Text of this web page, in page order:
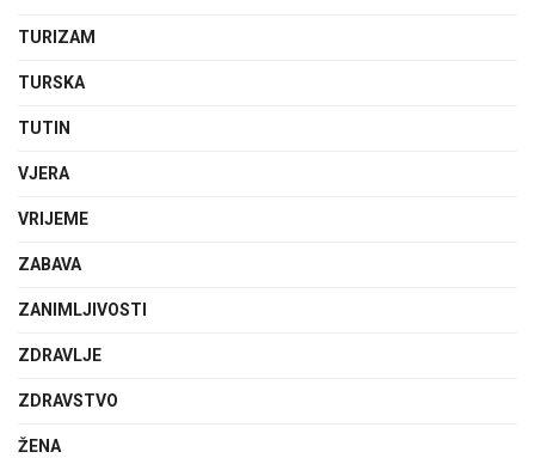
TURIZAM
TURSKA
TUTIN
VJERA
VRIJEME
ZABAVA
ZANIMLJIVOSTI
ZDRAVLJE
ZDRAVSTVO
ŽENA